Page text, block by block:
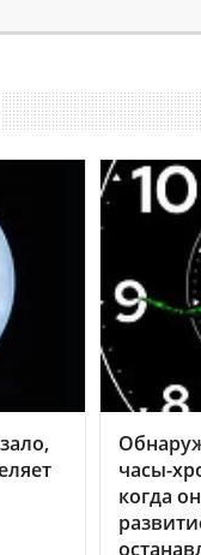
часы-
когда